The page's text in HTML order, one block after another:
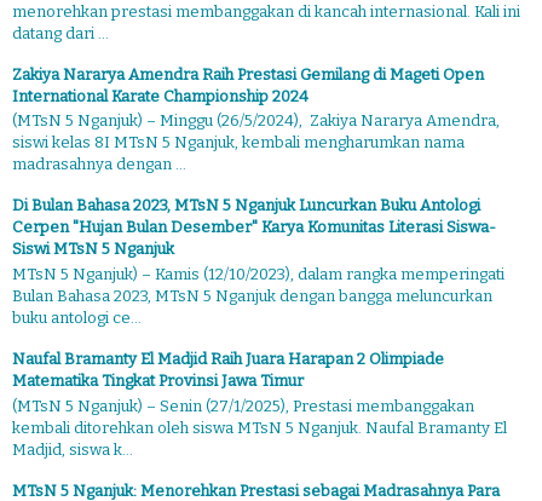
menorehkan prestasi membanggakan di kancah internasional. Kali ini
datang dari ...
Zakiya Nararya Amendra Raih Prestasi Gemilang di Mageti Open
International Karate Championship 2024
(MTsN 5 Nganjuk) – Minggu (26/5/2024), Zakiya Nararya Amendra,
siswi kelas 8I MTsN 5 Nganjuk, kembali mengharumkan nama
madrasahnya dengan ...
Di Bulan Bahasa 2023, MTsN 5 Nganjuk Luncurkan Buku Antologi
Cerpen "Hujan Bulan Desember" Karya Komunitas Literasi Siswa-
Siswi MTsN 5 Nganjuk
MTsN 5 Nganjuk) – Kamis (12/10/2023), dalam rangka memperingati
Bulan Bahasa 2023, MTsN 5 Nganjuk dengan bangga meluncurkan
buku antologi ce...
Naufal Bramanty El Madjid Raih Juara Harapan 2 Olimpiade
Matematika Tingkat Provinsi Jawa Timur
(MTsN 5 Nganjuk) – Senin (27/1/2025), Prestasi membanggakan
kembali ditorehkan oleh siswa MTsN 5 Nganjuk. Naufal Bramanty El
Madjid, siswa k...
MTsN 5 Nganjuk: Menorehkan Prestasi sebagai Madrasahnya Para